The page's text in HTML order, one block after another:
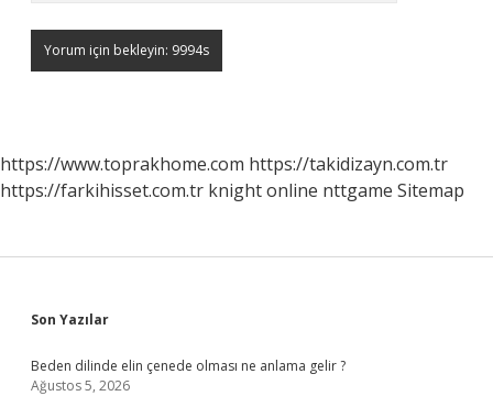
https://www.toprakhome.com https://takidizayn.com.tr
https://farkihisset.com.tr knight online nttgame Sitemap
Sidebar
Son Yazılar
Beden dilinde elin çenede olması ne anlama gelir ?
Ağustos 5, 2026